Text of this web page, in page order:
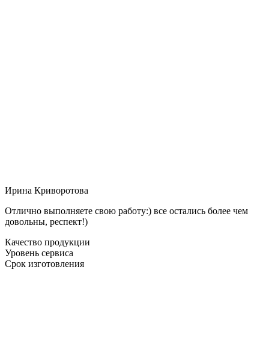
Ирина Криворотова
Отлично выполняете свою работу:) все остались более чем
довольны, респект!)
Качество продукции
Уровень сервиса
Срок изготовления